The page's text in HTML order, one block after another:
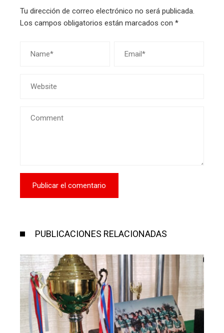
Tu dirección de correo electrónico no será publicada.
Los campos obligatorios están marcados con *
PUBLICACIONES RELACIONADAS